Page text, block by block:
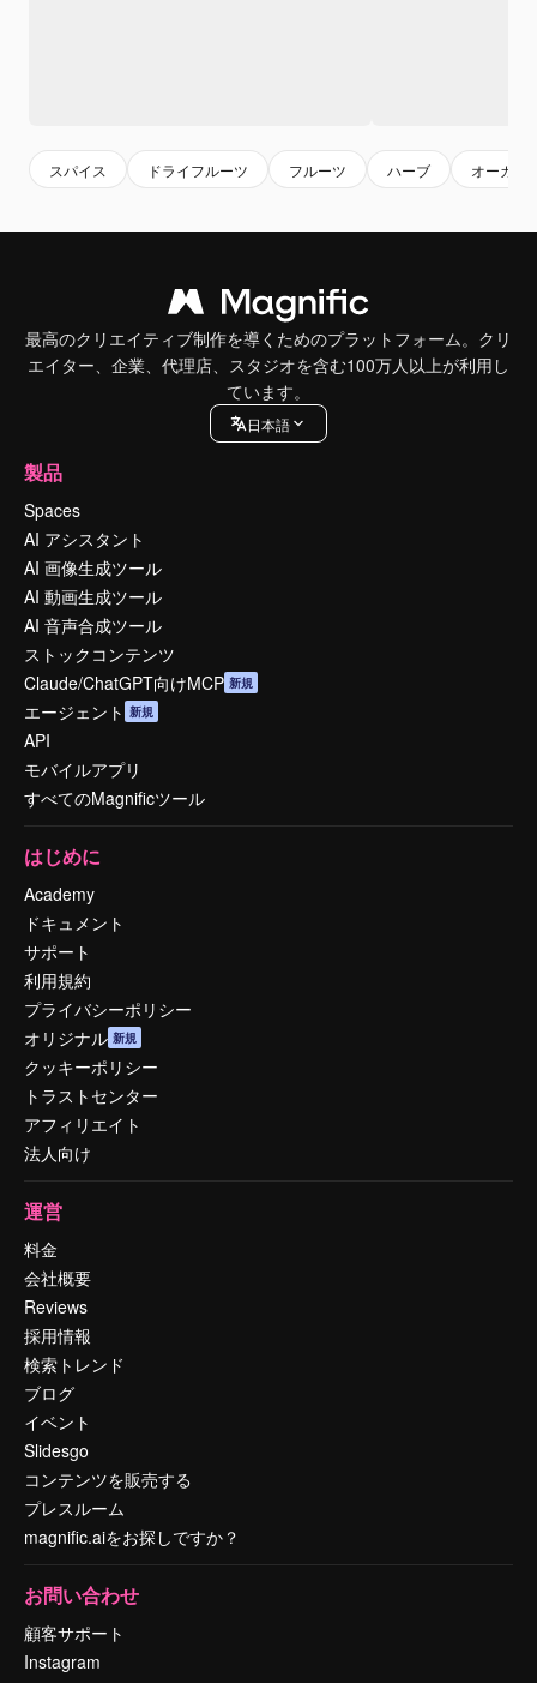
スパイス ドライフルーツ フルーツ ハーブ オーガニ
最高のクリエイティブ制作を導くためのプラットフォーム。クリ
エイター、企業、代理店、スタジオを含む100万人以上が利用し
ています。
日本語
製品
Spaces
AI アシスタント
AI 画像生成ツール
AI 動画生成ツール
AI 音声合成ツール
ストックコンテンツ
Claude/ChatGPT向けMCP 新規
エージェント 新規
API
モバイルアプリ
すべてのMagnificツール
はじめに
Academy
ドキュメント
サポート
利用規約
プライバシーポリシー
オリジナル 新規
クッキーポリシー
トラストセンター
アフィリエイト
法人向け
運営
料金
会社概要
Reviews
採用情報
検索トレンド
ブログ
イベント
Slidesgo
コンテンツを販売する
プレスルーム
magnific.aiをお探しですか？
お問い合わせ
顧客サポート
Instagram